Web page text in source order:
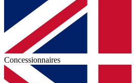
Concessionnaires